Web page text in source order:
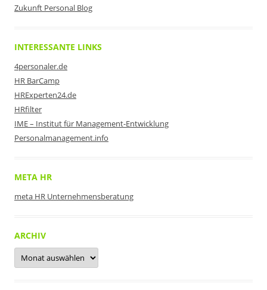
Zukunft Personal Blog
INTERESSANTE LINKS
4personaler.de
HR BarCamp
HRExperten24.de
HRfilter
IME – Institut für Management-Entwicklung
Personalmanagement.info
META HR
meta HR Unternehmensberatung
ARCHIV
Archiv